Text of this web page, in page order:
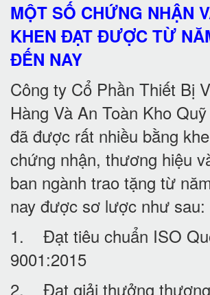
MỘT SỐ CHỨNG NHẬN
KHEN ĐẠT ĐƯỢC TỪ
ĐẾN NAY
Công ty Cổ Phần Thiết Bị
Hàng Và An Toàn Kho
đã được rất nhiều bằng
chứng nhận, thương hiệu
ban ngành trao tặng từ
nay được sơ lược như sau:
1. Đạt tiêu chuẩn ISO
9001:2015
2. Đạt giải thưởng